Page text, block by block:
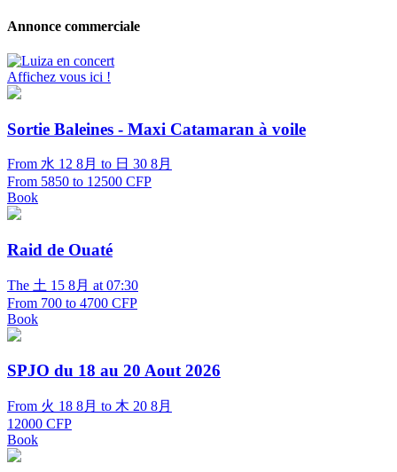
Annonce commerciale
Affichez vous ici !
Sortie Baleines - Maxi Catamaran à voile
From 水 12 8月 to 日 30 8月
From 5850 to 12500 CFP
Book
Raid de Ouaté
The 土 15 8月 at 07:30
From 700 to 4700 CFP
Book
SPJO du 18 au 20 Aout 2026
From 火 18 8月 to 木 20 8月
12000 CFP
Book